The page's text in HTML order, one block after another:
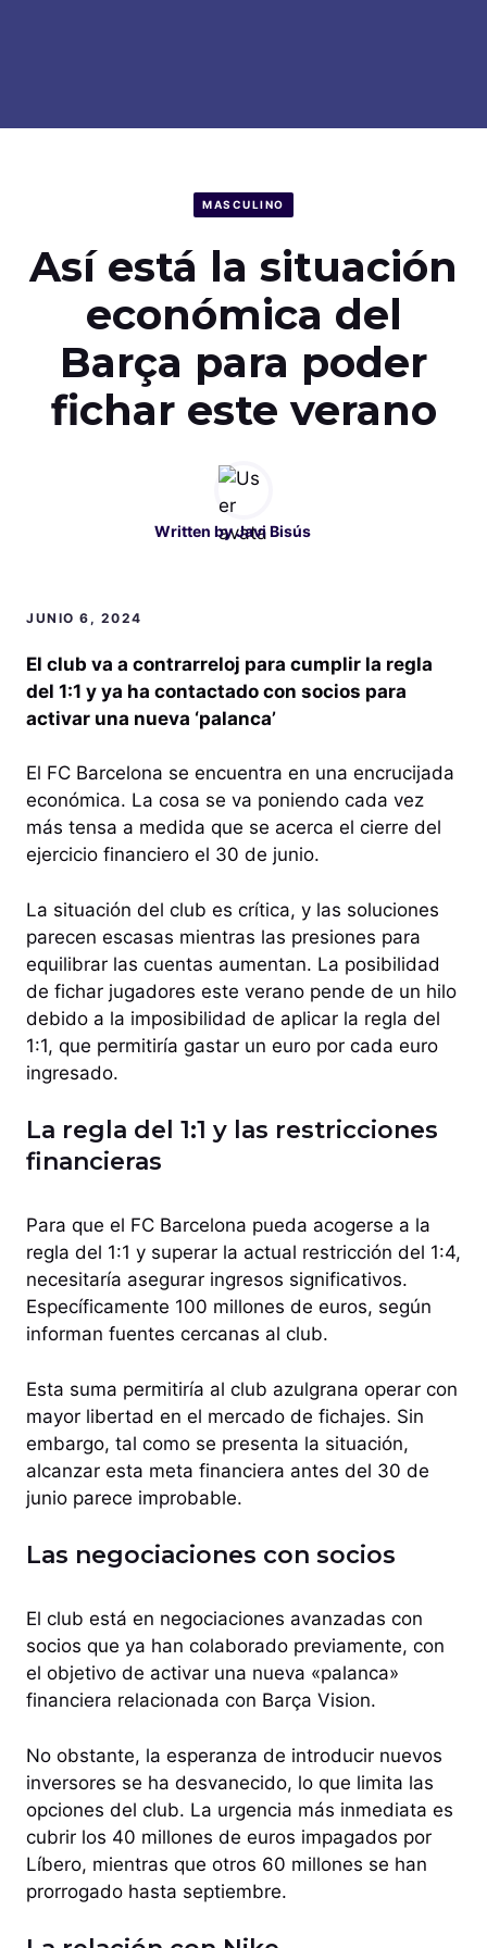
MASCULINO
Así está la situación
económica del
Barça para poder
fichar este verano
Written byJavi Bisús
JUNIO 6, 2024
El club va a contrarreloj para cumplir la regla
del 1:1 y ya ha contactado con socios para
activar una nueva ‘palanca’
El FC Barcelona se encuentra en una encrucijada
económica. La cosa se va poniendo cada vez
más tensa a medida que se acerca el cierre del
ejercicio financiero el 30 de junio.
La situación del club es crítica, y las soluciones
parecen escasas mientras las presiones para
equilibrar las cuentas aumentan. La posibilidad
de fichar jugadores este verano pende de un hilo
debido a la imposibilidad de aplicar la regla del
1:1, que permitiría gastar un euro por cada euro
ingresado.
La regla del 1:1 y las restricciones
financieras
Para que el FC Barcelona pueda acogerse a la
regla del 1:1 y superar la actual restricción del 1:4,
necesitaría asegurar ingresos significativos.
Específicamente 100 millones de euros, según
informan fuentes cercanas al club.
Esta suma permitiría al club azulgrana operar con
mayor libertad en el mercado de fichajes. Sin
embargo, tal como se presenta la situación,
alcanzar esta meta financiera antes del 30 de
junio parece improbable.
Las negociaciones con socios
El club está en negociaciones avanzadas con
socios que ya han colaborado previamente, con
el objetivo de activar una nueva «palanca»
financiera relacionada con Barça Vision.
No obstante, la esperanza de introducir nuevos
inversores se ha desvanecido, lo que limita las
opciones del club. La urgencia más inmediata es
cubrir los 40 millones de euros impagados por
Líbero, mientras que otros 60 millones se han
prorrogado hasta septiembre.